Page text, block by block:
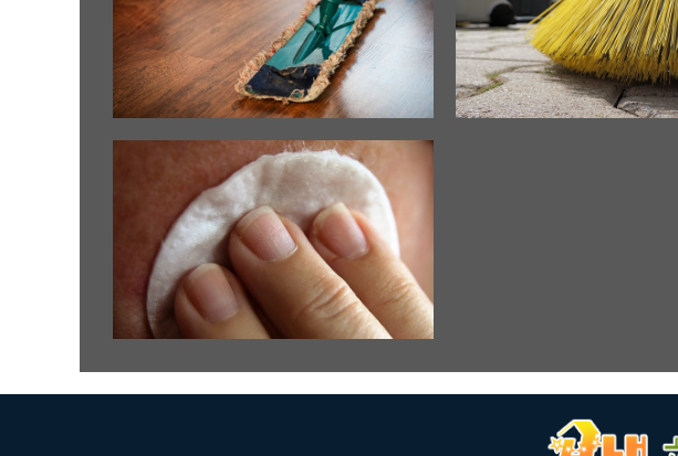
清潔公司 台中
台中清潔公司垃圾清運